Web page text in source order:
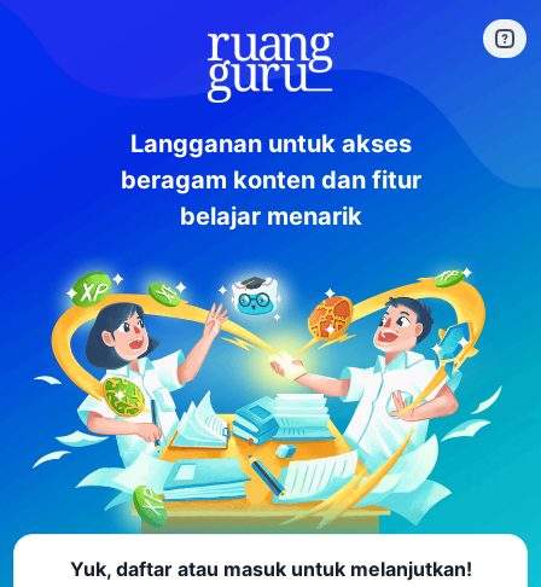
Langganan untuk akses
beragam konten dan fitur
belajar menarik
Yuk, daftar atau masuk untuk melanjutkan!